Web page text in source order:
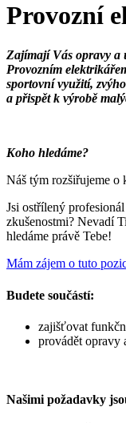
Provozní
Zajímají Vás opravy a
Provozním
sportovní využití,
a přispět k výrobě
Koho hledáme?
Náš tým rozšiřujeme o
Jsi ostřílený
zkušenostmi? Nevadí
hledáme právě Tebe!
Mám zájem o tuto
Budete součástí:
zajišťovat
provádět opravy
Našimi požadavky